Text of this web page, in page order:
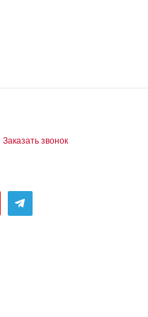
Заказать звонок